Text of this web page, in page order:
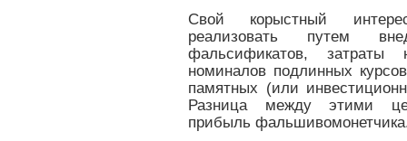
Свой корыстный
реализовать путем
фальсификатов, затраты
номиналов подлинных
памятных (или
Разница между этими
прибыль